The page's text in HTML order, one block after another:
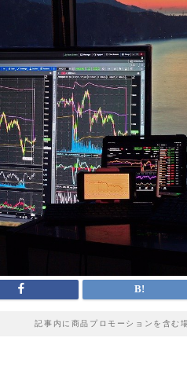
記事内に商品プロモーションを含む